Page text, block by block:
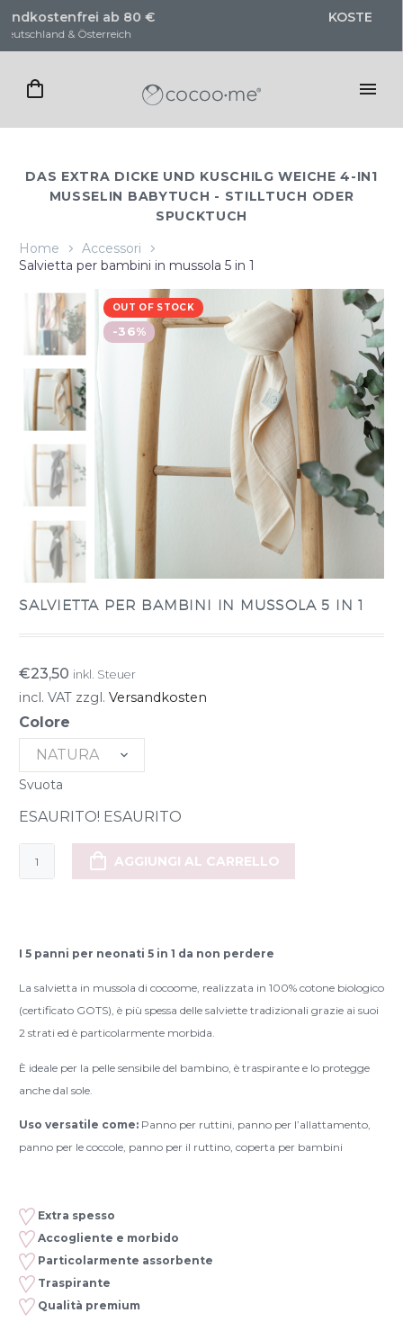
KOSTENLOSE Trageberatung
DAS EXTRA DICKE UND KUSCHILG WEICHE 4-IN1
MUSSELIN BABYTUCH - STILLTUCH ODER
SPUCKTUCH
Home
Accessori
Salvietta per bambini in mussola 5 in 1
OUT OF STOCK
-36%
SALVIETTA PER BAMBINI IN MUSSOLA 5 IN 1
€23,50 inkl. Steuer
incl. VAT zzgl. Versandkosten
Colore
NATURA
Svuota
ESAURITO! ESAURITO
Salvietta
per
mussola
in
1
quantità
AGGIUNGI AL CARRELLO
I 5 panni per neonati 5 in 1 da non perdere
La salvietta in mussola di cocoome, realizzata in 100% cotone biologico
(certificato GOTS), è più spessa delle salviette tradizionali grazie ai suoi
2 strati ed è particolarmente morbida.
È ideale per la pelle sensibile del bambino, è traspirante e lo protegge
anche dal sole.
Uso versatile come: Panno per ruttini, panno per l’allattamento,
panno per le coccole, panno per il ruttino, coperta per bambini
Extra spesso
Accogliente e morbido
Particolarmente assorbente
Traspirante
Qualità premium